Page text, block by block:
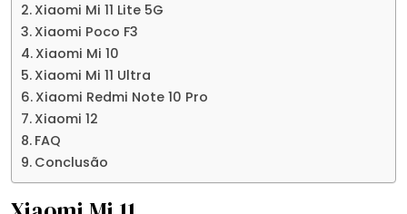
Xiaomi Mi 11 Lite 5G
Xiaomi Poco F3
Xiaomi Mi 10
Xiaomi Mi 11 Ultra
Xiaomi Redmi Note 10 Pro
Xiaomi 12
FAQ
Conclusão